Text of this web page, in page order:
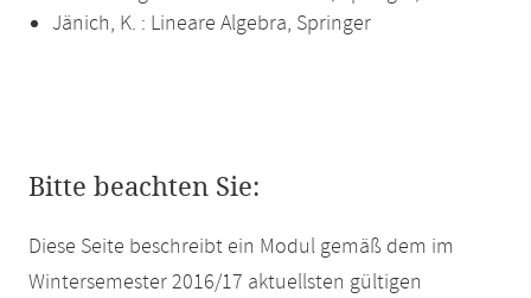
Jänich, K. : Lineare Algebra, Springer
Bitte beachten Sie:
Diese Seite beschreibt ein Modul gemäß dem im
Wintersemester 2016/17 aktuellsten gültigen